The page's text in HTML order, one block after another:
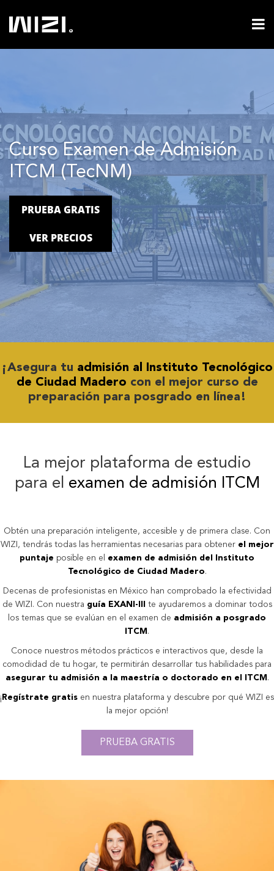
Curso Examen de Admisión
ITCM (TecNM)
PRUEBA GRATIS
VER PRECIOS
¡Asegura tu admisión al Instituto Tecnológico
de Ciudad Madero con el mejor curso de
preparación para posgrado en línea!
La mejor plataforma de estudio
para el examen de admisión ITCM
Obtén una preparación inteligente, accesible y de primera clase. Con
WIZI, tendrás todas las herramientas necesarias para obtener el mejor
puntaje posible en el examen de admisión del Instituto
Tecnológico de Ciudad Madero.
Decenas de profesionistas en México han comprobado la efectividad
de WIZI. Con nuestra guía EXANI-III
te ayudaremos a dominar todos
los temas que se evalúan en el examen de admisión a posgrado
ITCM .
Conoce nuestros métodos prácticos e interactivos que, desde la
comodidad de tu hogar, te permitirán desarrollar tus habilidades para
asegurar tu admisión a la maestría o doctorado en el ITCM .
¡ Regístrate gratis en nuestra plataforma y descubre por qué WIZI es
la mejor opción!
PRUEBA GRATIS